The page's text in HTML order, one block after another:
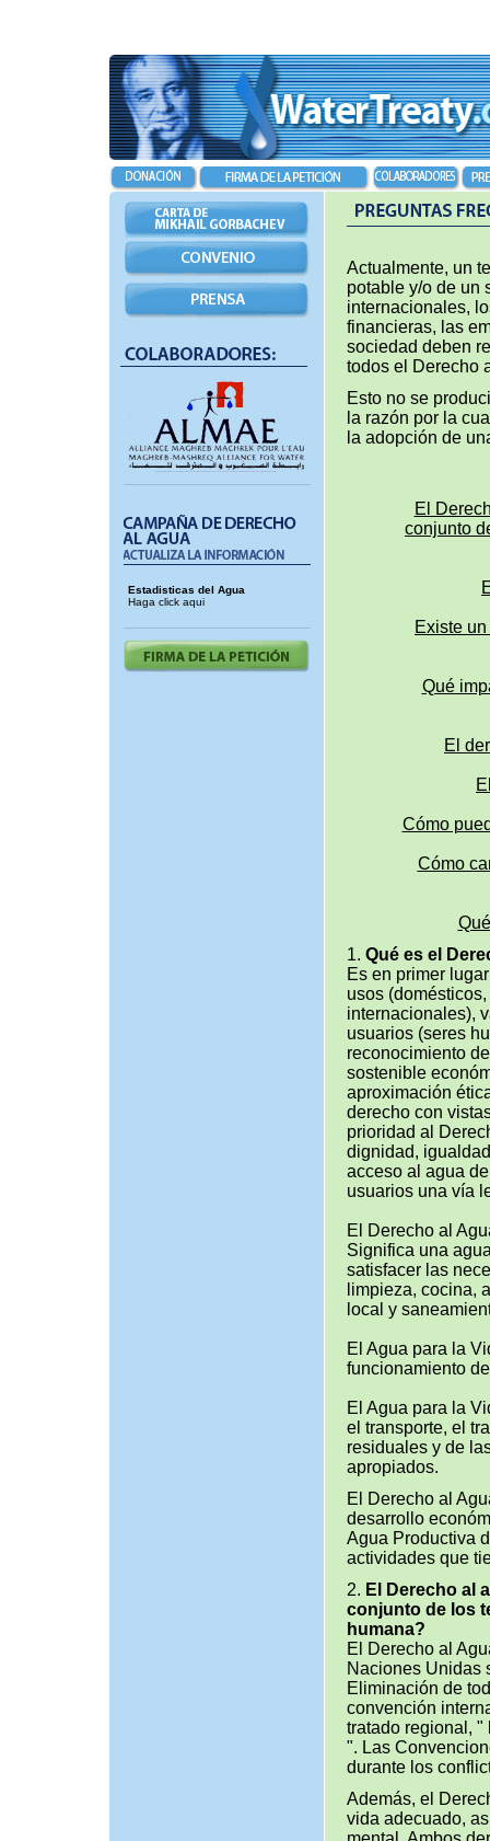
Estadisticas del Agua
Haga click aqui
Actualmente, un
potable y/o de un
internacionales,
financieras, las
sociedad deben
todos el Derecho
Esto no se
la razón por la
la adopción de
El
conjunto
Existe
Qué
El
Cómo
Cómo
1. Qué es el
Es en primer
usos
internacionales),
usuarios (seres
reconocimiento
sostenible
aproximación
derecho con
prioridad al
dignidad,
acceso al agua
usuarios una vía
El Derecho al
Significa una
satisfacer las
limpieza, cocina,
local y
El Agua para la
funcionamiento
El Agua para la
el transporte, el
residuales y de
apropiados.
El Derecho al
desarrollo
Agua Productiva
actividades que
2. El Derecho al
conjunto de los
humana?
El Derecho al
Naciones Unidas
Eliminación de
convención
tratado regional,
". Las
durante los
Además, el
vida adecuado,